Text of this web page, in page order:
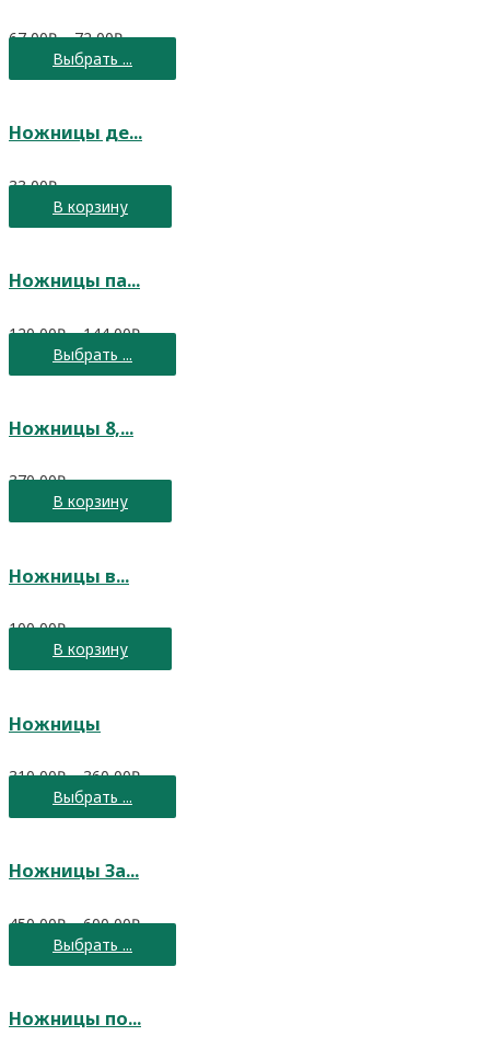
67,00₽–72,00₽
Выбрать ...
Ножницы де...
33,00₽
В корзину
Ножницы па...
120,00₽–144,00₽
Выбрать ...
Ножницы 8,...
370,00₽
В корзину
Ножницы в...
100,00₽
В корзину
Ножницы
310,00₽–360,00₽
Выбрать ...
Ножницы За...
450,00₽–600,00₽
Выбрать ...
Ножницы по...